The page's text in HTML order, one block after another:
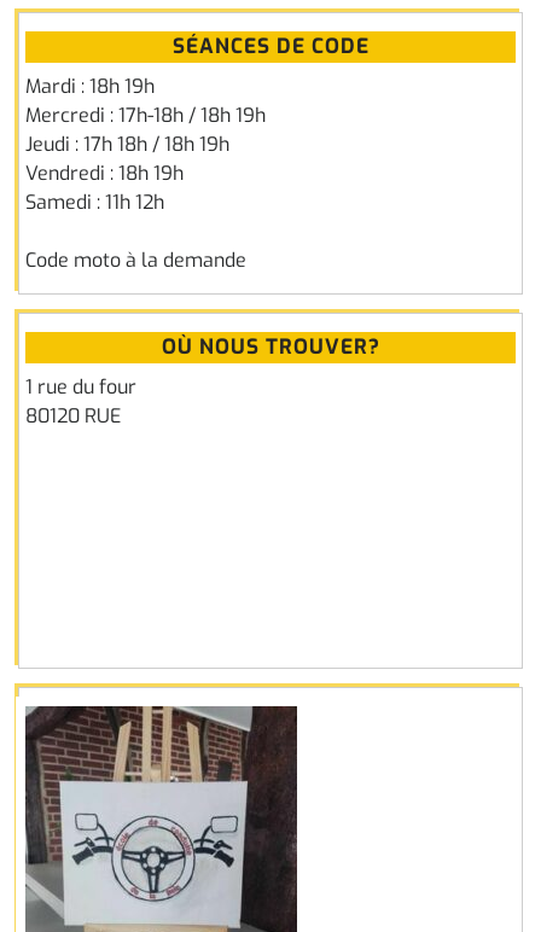
SÉANCES DE CODE
Mardi : 18h 19h
Mercredi : 17h-18h / 18h 19h
Jeudi : 17h 18h / 18h 19h
Vendredi : 18h 19h
Samedi : 11h 12h
Code moto à la demande
OÙ NOUS TROUVER?
1 rue du four
80120 RUE